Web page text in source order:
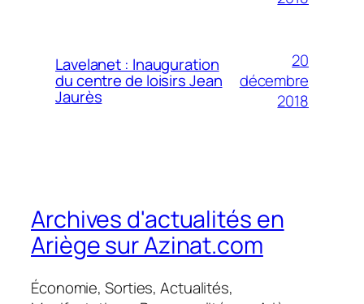
Lavelanet : Inauguration
du centre de loisirs Jean
Jaurès
20
décembre
2018
Archives d'actualités en
Ariège sur Azinat.com
Économie, Sorties, Actualités,